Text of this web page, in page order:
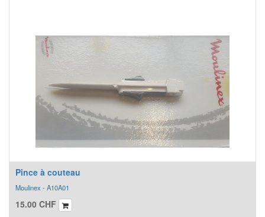
Pince à couteau
Moulinex - A10A01
15.00 CHF